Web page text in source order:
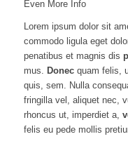
Even More Info
Lorem ipsum dolor sit
commodo ligula eget
penatibus et magnis dis
mus. Donecquam felis,
quis, sem. Nulla
fringilla vel, aliquet nec,
rhoncus ut, imperdiet a,
felis eu pede mollis